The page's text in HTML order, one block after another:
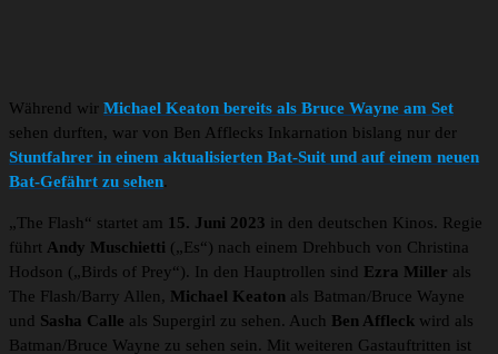
Während wir Michael Keaton bereits als Bruce Wayne am Set
sehen durften, war von Ben Afflecks Inkarnation bislang nur der
Stuntfahrer in einem aktualisierten Bat-Suit und auf einem neuen
Bat-Gefährt zu sehen.
„The Flash“ startet am 15. Juni 2023 in den deutschen Kinos. Regie
führt Andy Muschietti („Es“) nach einem Drehbuch von Christina
Hodson („Birds of Prey“). In den Hauptrollen sind Ezra Miller als
The Flash/Barry Allen, Michael Keaton als Batman/Bruce Wayne
und Sasha Calle als Supergirl zu sehen. Auch Ben Affleck wird als
Batman/Bruce Wayne zu sehen sein. Mit weiteren Gastauftritten ist